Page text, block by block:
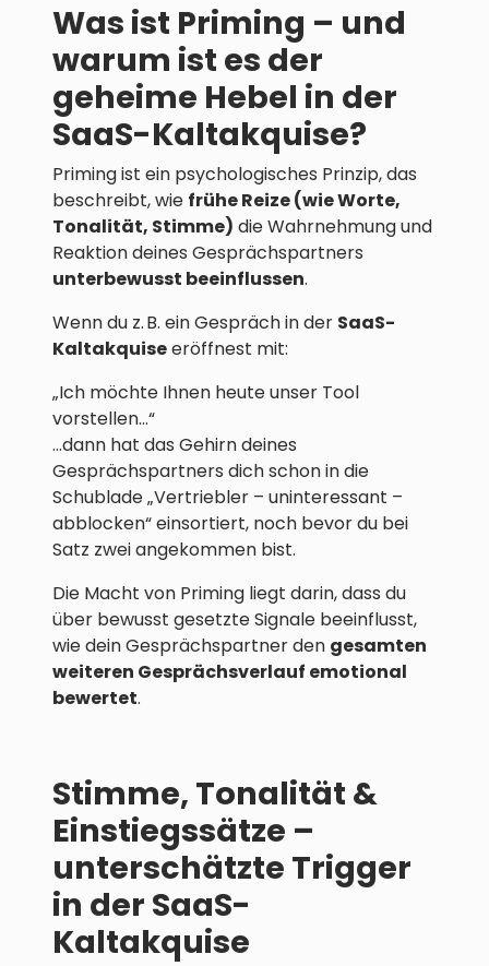
Was ist Priming – und
warum ist es der
geheime Hebel in der
SaaS-Kaltakquise?
Priming ist ein psychologisches Prinzip, das
beschreibt, wie frühe Reize (wie Worte,
Tonalität, Stimme) die Wahrnehmung und
Reaktion deines Gesprächspartners
unterbewusst beeinflussen.
Wenn du z. B. ein Gespräch in der SaaS-
Kaltakquiseeröffnest mit:
„Ich möchte Ihnen heute unser Tool
vorstellen…“
…dann hat das Gehirn deines
Gesprächspartners dich schon in die
Schublade „Vertriebler – uninteressant –
abblocken“ einsortiert, noch bevor du bei
Satz zwei angekommen bist.
Die Macht von Priming liegt darin, dass du
über bewusst gesetzte Signale beeinflusst,
wie dein Gesprächspartner den gesamten
weiteren Gesprächsverlauf emotional
bewertet.
Stimme, Tonalität &
Einstiegssätze –
unterschätzte Trigger
in der SaaS-
Kaltakquise